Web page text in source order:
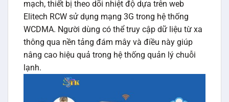
mạch, thiết bị theo dõi nhiệt độ dựa trên web
Elitech RCW sử dụng mạng 3G trong hệ thống
WCDMA. Người dùng có thể truy cập dữ liệu từ xa
thông qua nền tảng đám mây và điều này giúp
nâng cao hiệu quả trong hệ thống quản lý chuỗi
lạnh.